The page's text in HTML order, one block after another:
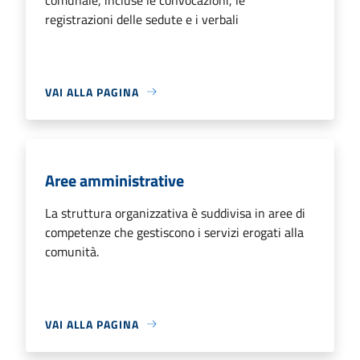
registrazioni delle sedute e i verbali
VAI ALLA PAGINA
Aree amministrative
La struttura organizzativa è suddivisa in aree di
competenze che gestiscono i servizi erogati alla
comunità.
VAI ALLA PAGINA